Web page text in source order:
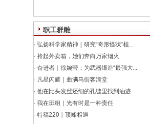
职工群雕
· 弘扬科学家精神｜研究“奇形怪状”植...
· 拎起外卖箱，她们奔向万家烟火
· 奋进者｜徐婉莹：为武器锻造“最强大...
· 凡星闪耀｜曲满马街客满堂
· 他在比头发丝还细的孔缝里找到油迹...
· 我在班组｜光有时是一种责任
· 特稿220｜顶峰相遇